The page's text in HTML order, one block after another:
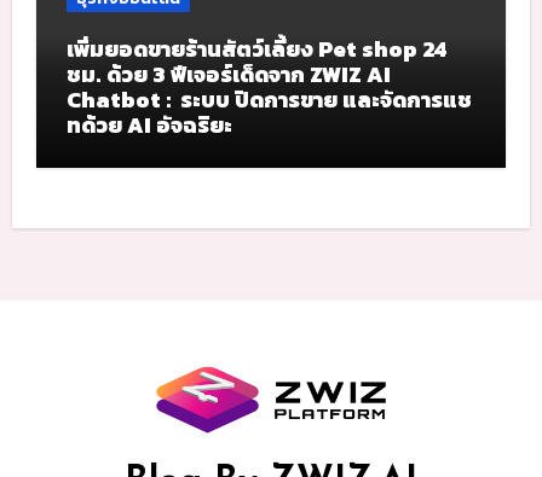
เพิ่มยอดขายร้านสัตว์เลี้ยง Pet shop 24
ชม. ด้วย 3 ฟีเจอร์เด็ดจาก ZWIZ AI
Chatbot : ระบบ ปิดการขาย และจัดการแช
ทด้วย AI อัจฉริยะ